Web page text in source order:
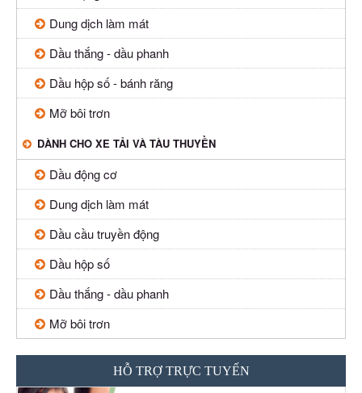
Dung dịch làm mát
Dầu thắng - dầu phanh
Dầu hộp số - bánh răng
Mỡ bôi trơn
DÀNH CHO XE TẢI VÀ TÀU THUYỀN
Dầu động cơ
Dung dịch làm mát
Dầu cầu truyền động
Dầu hộp số
Dầu thắng - dầu phanh
Mỡ bôi trơn
HỖ TRỢ TRỰC TUYẾN